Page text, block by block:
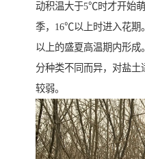
动积温大于5℃时才开始
季，16℃以上时进入花期
以上的盛夏高温期内形
分种类不同而异，对盐
较弱。